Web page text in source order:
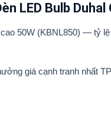
LED Bulb Duhal
50W (KBNL850) — tỷ
giá cạnh tranh nhất